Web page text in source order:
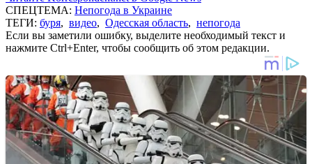
СПЕЦТЕМА: Непогода в Украине
ТЕГИ: буря, видео, Одесская область, непогода
Если вы заметили ошибку, выделите необходимый текст и
нажмите Ctrl+Enter, чтобы сообщить об этом редакции.